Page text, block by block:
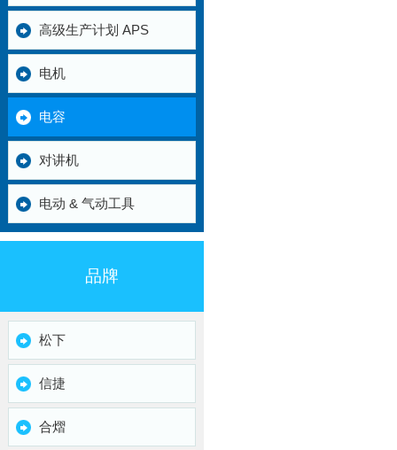
高级生产计划 APS
电机
电容
对讲机
电动 & 气动工具
品牌
松下
信捷
合熠